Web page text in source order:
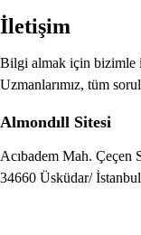
İletişim
Bilgi almak için bizimle
Uzmanlarımız, tüm
Almondıll Sitesi
Acıbadem Mah. Çeçen
34660 Üsküdar/ İstanbul